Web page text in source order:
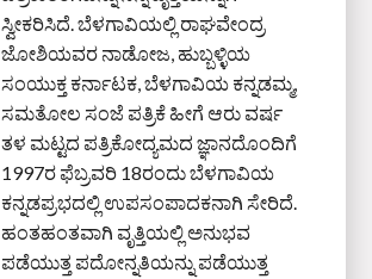
ಸ್ವೀಕರಿಸಿದೆ. ಬೆಳಗಾವಿಯಲ್ಲಿ ರಾಘವೇಂದ್ರ
ಜೋಶಿಯವರ ನಾಡೋಜ, ಹುಬ್ಬಳ್ಳಿಯ
ಸಂಯುಕ್ತ ಕರ್ನಾಟಕ, ಬೆಳಗಾವಿಯ ಕನ್ನಡಮ್ಮ,
ಸಮತೋಲ ಸಂಜೆ ಪತ್ರಿಕೆ ಹೀಗೆ ಆರು ವರ್ಷ
ತಳ ಮಟ್ಟದ ಪತ್ರಿಕೋದ್ಯಮದ ಜ್ಞಾನದೊಂದಿಗೆ
1997ರ ಫೆಬ್ರವರಿ 18ರಂದು ಬೆಳಗಾವಿಯ
ಕನ್ನಡಪ್ರಭದಲ್ಲಿ ಉಪಸಂಪಾದಕನಾಗಿ ಸೇರಿದೆ.
ಹಂತಹಂತವಾಗಿ ವೃತ್ತಿಯಲ್ಲಿ ಅನುಭವ
ಪಡೆಯುತ್ತ ಪದೋನ್ನತಿಯನ್ನು ಪಡೆಯುತ್ತ